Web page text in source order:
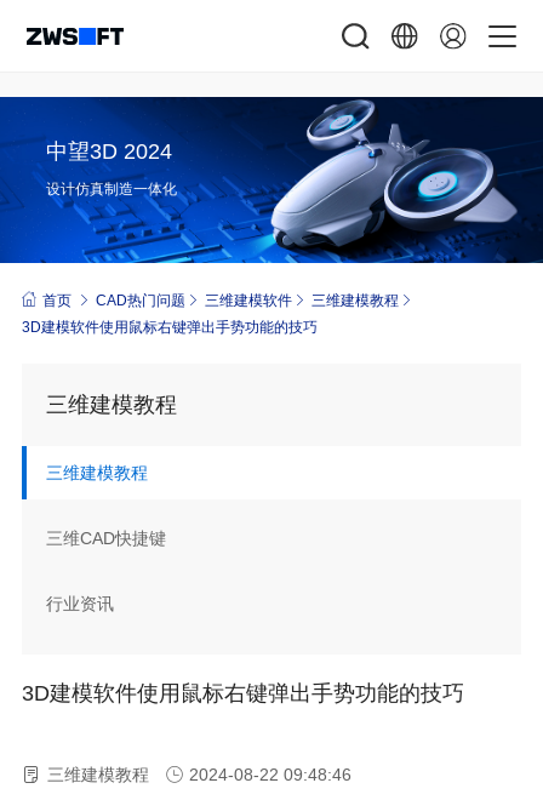
中望3D 2024
设计仿真制造一体化
首页 CAD热门问题 三维建模软件
三维建模教程
3D建模软件使用鼠标右键弹出手势功能的技巧
三维建模教程
三维建模教程
三维CAD快捷键
行业资讯
3D建模软件使用鼠标右键弹出手势功能的技巧
三维建模教程
2024-08-22 09:48:46